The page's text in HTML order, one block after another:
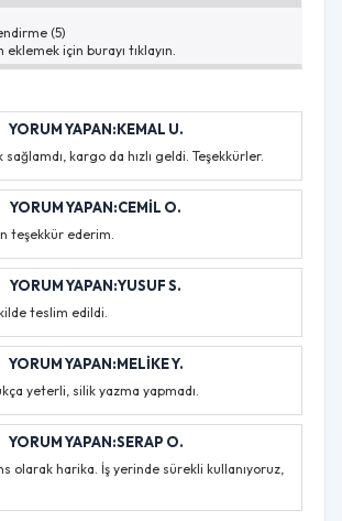
(5)
için burayı tıklayın.
YORUM YAPAN:KEMAL U.
kargo da hızlı geldi. Teşekkürler.
YORUM YAPAN:CEMIL O.
teşekkür ederim.
YORUM YAPAN:YUSUF S.
teslim edildi.
YORUM YAPAN:MELIKE Y.
yeterli, silik yazma yapmadı.
YORUM YAPAN:SERAP O.
olarak harika. İş yerinde sürekli kullanıyoruz,